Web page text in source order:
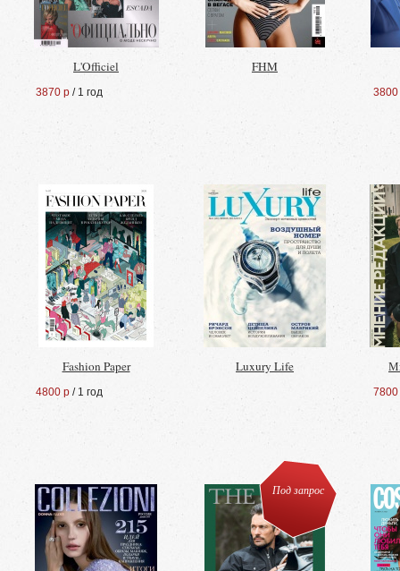
L'Officiel
3870 р / 1 год
FHM
3800
Fashion Paper
4800 р / 1 год
Luxury Life
7800
Под запрос